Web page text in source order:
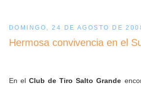
DOMINGO, 24 DE AGOSTO DE
Hermosa convivencia en el
En elClub de Tiro Salto Grande